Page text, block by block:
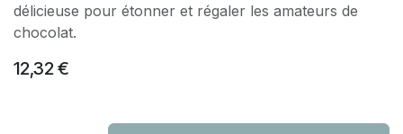
délicieuse pour étonner et régaler les amateurs de
chocolat.
12,32€